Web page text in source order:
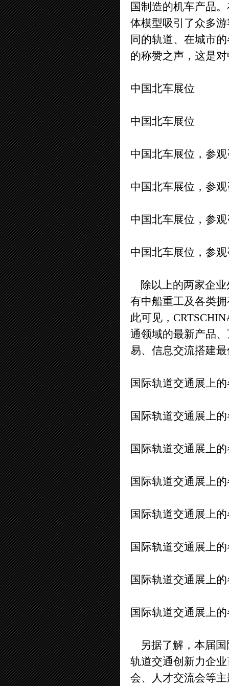
国制造的机车产品
体模型吸引了众多
同的轨道、在城市
的称赞之声，这是
中国北车展位
中国北车展位
中国北车展位，参
中国北车展位，参
中国北车展位，参
中国北车展位，参
除以上的两家企
有中船重工及各类
此可见，
通领域的最新产品
易、信息交流搭建
国际轨道交通展上
国际轨道交通展上
国际轨道交通展上
国际轨道交通展上
国际轨道交通展上
国际轨道交通展上
国际轨道交通展上
国际轨道交通展上
另据了解，本届国
轨道交通创新力企
会、人才交流会等